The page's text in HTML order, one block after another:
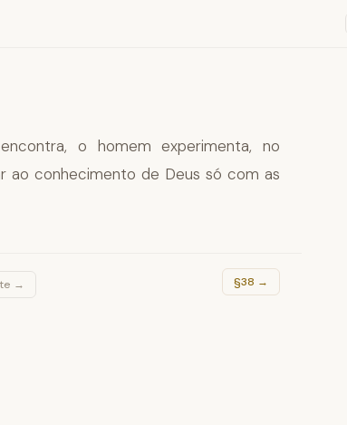
o homem experimenta, no
ao conhecimento de Deus só com as
→ §38 →